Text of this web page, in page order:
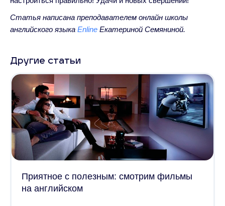
Статья написана преподавателем онлайн школы
английского языка Enline Екатериной Семяниной.
Другие статьи
Приятное с полезным: смотрим фильмы
на английском